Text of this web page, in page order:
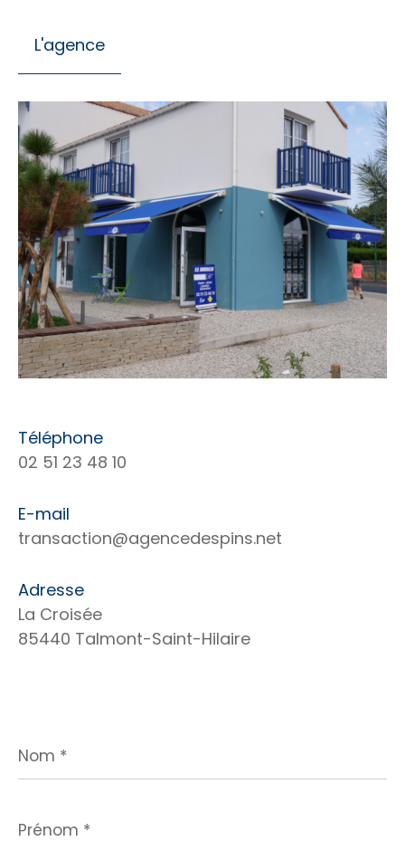
L'agence
Téléphone
02 51 23 48 10
E-mail
transaction@agencedespins.net
Adresse
La Croisée
85440 Talmont-Saint-Hilaire
*
*